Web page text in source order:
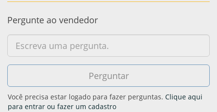
Pergunte ao vendedor
Você precisa estar logado para fazer perguntas. Clique aqui
para entrar ou fazer um cadastro